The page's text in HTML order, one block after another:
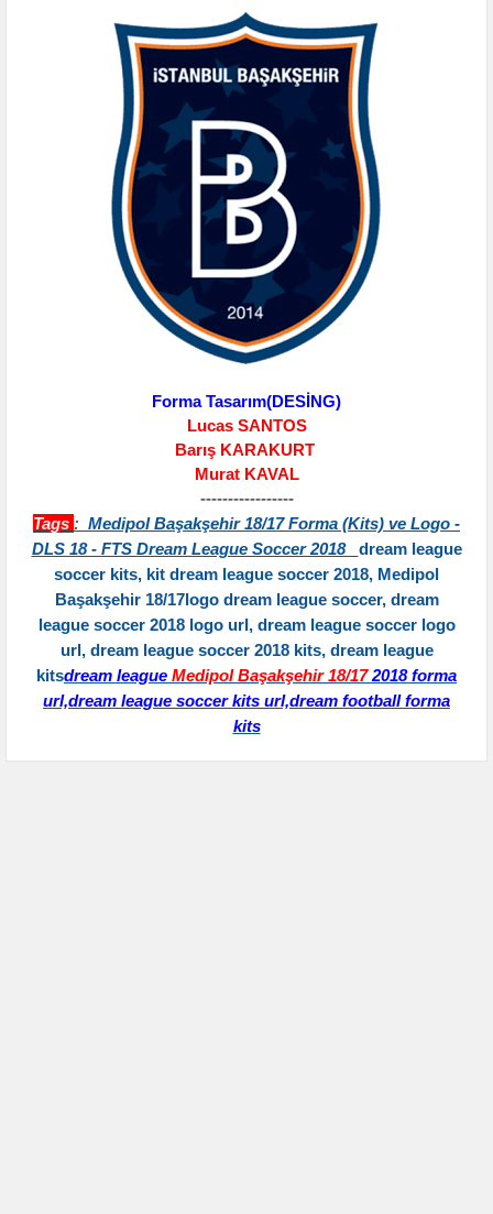
Forma Tasarım(DESİNG)
Lucas SANTOS
Barış KARAKURT
Murat KAVAL
-----------------
Tags : Medipol Başakşehir 18/17 Forma (Kits) ve Logo -
DLS 18 - FTS Dream League Soccer 2018 dream league
soccer kits, kit dream league soccer 2018, Medipol
Başakşehir 18/17logo dream league soccer, dream
league soccer 2018 logo url, dream league soccer logo
url, dream league soccer 2018 kits, dream league
kitsdream league Medipol Başakşehir 18/172018 forma
url,dream league soccer kits url,dream football forma
kits